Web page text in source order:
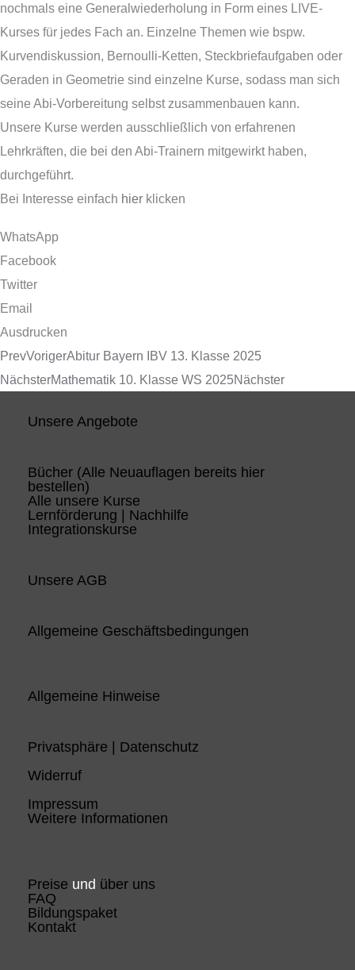
nochmals eine Generalwiederholung in Form eines LIVE-
Kurses für jedes Fach an. Einzelne Themen wie bspw.
Kurvendiskussion, Bernoulli-Ketten, Steckbriefaufgaben oder
Geraden in Geometrie sind einzelne Kurse, sodass man sich
seine Abi-Vorbereitung selbst zusammenbauen kann.
Unsere Kurse werden ausschließlich von erfahrenen
Lehrkräften, die bei den Abi-Trainern mitgewirkt haben,
durchgeführt.
Bei Interesse einfach hier klicken
WhatsApp
Facebook
Twitter
Email
Ausdrucken
PrevVorigerAbitur Bayern IBV 13. Klasse 2025
NächsterMathematik 10. Klasse WS 2025Nächster
Unsere Angebote
Bücher (Alle Neuauflagen bereits hier
bestellen)
Alle unsere Kurse
Lernförderung | Nachhilfe
Integrationskurse
Unsere AGB
Allgemeine Geschäftsbedingungen
Allgemeine Hinweise
Privatsphäre | Datenschutz
Widerruf
Impressum
Weitere Informationen
Preise und über uns
FAQ
Bildungspaket
Kontakt